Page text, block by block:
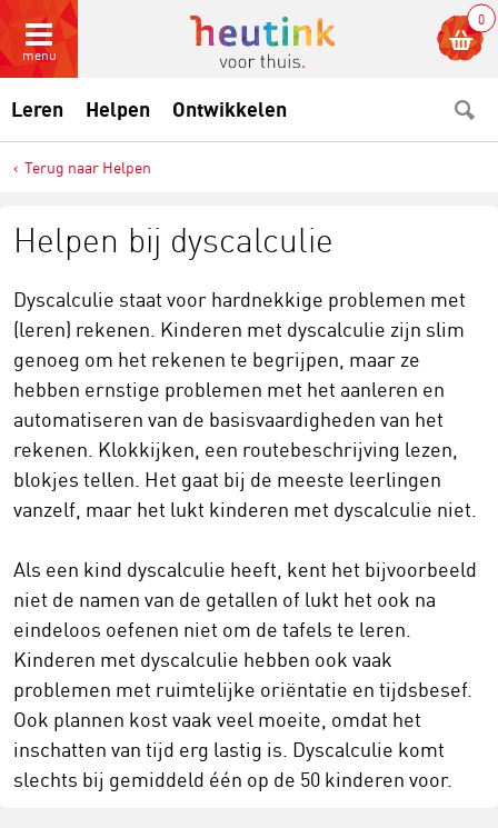
menu
0
Leren Helpen Ontwikkelen
Terug naar Helpen
Helpen bij dyscalculie
Dyscalculie staat voor hardnekkige problemen met
(leren) rekenen. Kinderen met dyscalculie zijn slim
genoeg om het rekenen te begrijpen, maar ze
hebben ernstige problemen met het aanleren en
automatiseren van de basisvaardigheden van het
rekenen. Klokkijken, een routebeschrijving lezen,
blokjes tellen. Het gaat bij de meeste leerlingen
vanzelf, maar het lukt kinderen met dyscalculie niet.
Als een kind dyscalculie heeft, kent het bijvoorbeeld
niet de namen van de getallen of lukt het ook na
eindeloos oefenen niet om de tafels te leren.
Kinderen met dyscalculie hebben ook vaak
problemen met ruimtelijke oriëntatie en tijdsbesef.
Ook plannen kost vaak veel moeite, omdat het
inschatten van tijd erg lastig is. Dyscalculie komt
slechts bij gemiddeld één op de 50 kinderen voor.